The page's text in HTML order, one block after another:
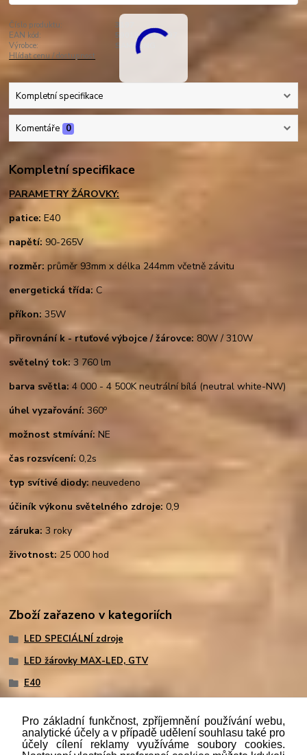
Číslo produktu:
3197
EAN kód:
5901812463197
Výrobce:
SAMSUNG
Hlídat cenu / dostupnost
Kompletní specifikace
Komentáře 0
Kompletní specifikace
PARAMETRY ŽÁROVKY:
patice: E40
napětí: 90-265V
rozměr: průměr 93mm x délka 244mm včetně závitu
energetická třída: C
příkon: 35W
přirovnání k - rtuťové výbojce / žárovce: 80W / 310W
světelný tok: 3 760 lm
barva světla: 4 000 - 4 500K neutrální bílá (neutral white-NW)
úhel vyzařování: 360o
možnost stmívání: NE
čas rozsvícení: 0,2s
typ svítivé diody: neuvedeno
účiník výkonu světelného zdroje: 0,9
záruka: 3 roky
životnost: 25 000 hod
Zboží zařazeno v kategoriích
LED SPECIÁLNÍ zdroje
LED žárovky MAX-LED, GTV
E40
Podlezákona č. 112/mmmmm2016 Sb. o evidenci tržeb je
Pro základní funkčnost, zpříjemnění používání webu,
analytické účely a v případě udělení souhlasu také pro
účely cílení reklamy využíváme soubory cookies.